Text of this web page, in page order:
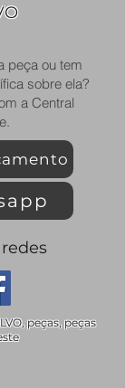
peça ou tem
sobre ela?
a Central
peças, peças